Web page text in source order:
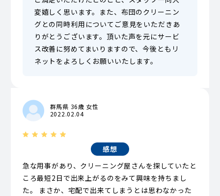
変嬉しく思います。また、布団のクリーニン
グとの同時利用についてご意見をいただきあ
りがとうございます。頂いた声を元にサービ
ス改善に努めてまいりますので、今後ともリ
ネットをよろしくお願いいたします。
群馬県 36歳 女性
2022.02.04
感想
急な用事があり、クリーニング屋さんを探していたと
ころ最短2日で出来上がるのをみて興味を持ちまし
た。 まさか、宅配で出来てしまうとは思わなかった